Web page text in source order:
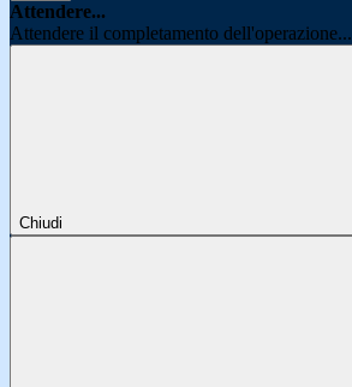
Attendere...
Attendere il completamento dell'operazione...
Chiudi